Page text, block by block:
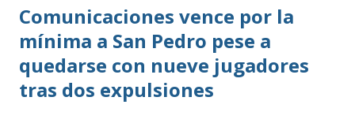
Comunicaciones vence por la
mínima a San Pedro pese a
quedarse con nueve jugadores
tras dos expulsiones